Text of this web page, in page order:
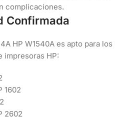
complicaciones.
Confirmada
HP W1540A es apto para los
impresoras HP:
1602
2602